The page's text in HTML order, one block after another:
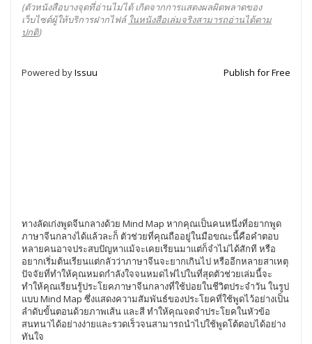
(ตัวหนังสือบางจุดที่อ่านไม่ได้ เกิดจากการแสดงผลผิดพลาดของ
เว็บไซต์ผู้ให้บริการฝากไฟล์ ในหนังสือเล่มจริงสามารถอ่านได้ตาม
ปกติ)
Powered byIssuu Publish for Free
ทางลัดเก่งพูดจีนกลางด้วย Mind Map หากคุณเป็นคนหนึ่งที่อยากพูด
ภาษาจีนกลางได้แล้วละก็ ตัวช่วยที่คุณถืออยู่ในมือขณะนี้คือคำตอบ
หลายคนอาจประสบปัญหาแม้จะเคยเรียนมาแต่ก็จำไม่ได้สักที หรือ
อยากเริ่มต้นเรียนแต่กลัวว่าภาษาจีนจะยากเกินไป หรืออีกหลายสาเหตุ
ปัจจัยที่ทำให้คุณหมดกำลังใจจนหมดไฟไปในที่สุดตัวช่วยเล่มนี้จะ
ทำให้คุณเรียนรู้ประโยคภาษาจีนกลางที่ใช้บ่อยในชีวิตประจำวัน ในรูป
แบบ Mind Map ซึ่งแสดงความสัมพันธ์ของประโยคที่ใช้พูดไว้อย่างเป็น
ลำดับขั้นตอนด้วยภาพเส้น และสี ทำให้คุณจดจำประโยคในหัวข้อ
สนทนาได้อย่างง่ายและรวดเร็วจนสามารถนำไปใช้พูดโต้ตอบได้อย่าง
ทันใจ